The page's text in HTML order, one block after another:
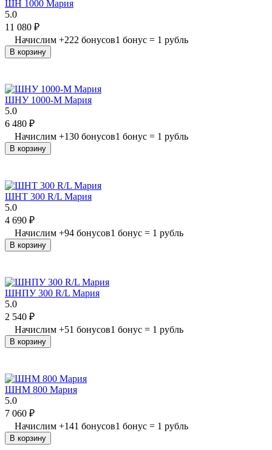
ШН 1000 Мария
5.0
11 080 ₽
Начислим +222 бонусов1 бонус = 1 рубль
В корзину
ШНУ 1000-М Мария
5.0
6 480 ₽
Начислим +130 бонусов1 бонус = 1 рубль
В корзину
ШНТ 300 R/L Мария
5.0
4 690 ₽
Начислим +94 бонусов1 бонус = 1 рубль
В корзину
ШНПУ 300 R/L Мария
5.0
2 540 ₽
Начислим +51 бонусов1 бонус = 1 рубль
В корзину
ШНМ 800 Мария
5.0
7 060 ₽
Начислим +141 бонусов1 бонус = 1 рубль
В корзину